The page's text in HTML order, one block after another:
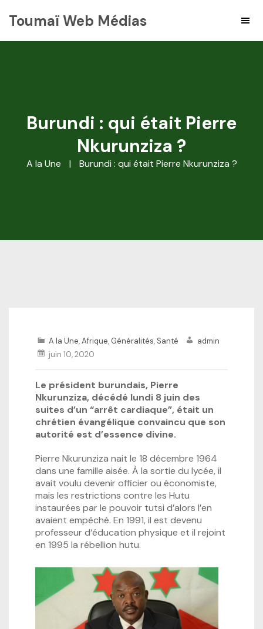
Toumaï Web Médias
Burundi : qui était Pierre
Nkurunziza ?
A la Une | Burundi : qui était Pierre Nkurunziza ?
A la Une,Afrique, Généralités, Santé
admin
juin 10, 2020
Le président burundais, Pierre
Nkurunziza, décédé lundi 8 juin des
suites d’un “arrêt cardiaque”, était un
chrétien évangélique convaincu que son
autorité est d’essence divine.
Pierre Nkurunziza nait le 18 décembre 1964
dans une famille aisée. À la sortie du lycée, il
avait voulu devenir officier ou économiste,
mais les restrictions contre les Hutu
instaurées par le pouvoir tutsi d’alors l’en
avaient empêché. En 1991, il est devenu
professeur d‘éducation physique et il rejoint
en 1995 la rébellion hutu.